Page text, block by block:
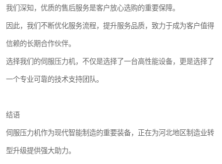
我们深知，优质的售后服务是客户放心选购的重要保障。
因此，我们不断优化服务流程，提升服务品质，致力于成为客户值得
信赖的长期合作伙伴。
选择我们的伺服压力机，不仅是选择了一台高性能设备，更是选择了
一个专业可靠的技术支持团队。
结语
伺服压力机作为现代智能制造的重要装备，正在为河北地区制造业转
型升级提供强大助力。